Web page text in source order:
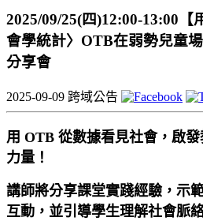
2025/09/25(四)12:00-13:00【
會學統計〉OTB在弱勢兒童
分享會
2025-09-09 跨域公告
用 OTB 從數據看見社會，啟
力量！
講師將分享課堂實踐經驗，示
互動，並引導學生理解社會脈